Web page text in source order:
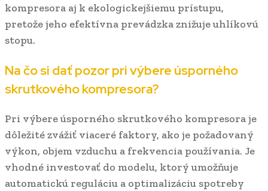
kompresora aj k ekologickejšiemu prístupu,
pretože jeho efektívna prevádzka znižuje uhlíkovú
stopu.
Na čo si dať pozor pri výbere úsporného
skrutkového kompresora?
Pri výbere úsporného skrutkového kompresora je
dôležité zvážiť viaceré faktory, ako je požadovaný
výkon, objem vzduchu a frekvencia používania. Je
vhodné investovať do modelu, ktorý umožňuje
automatickú reguláciu a optimalizáciu spotreby